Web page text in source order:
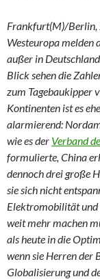
Frankfurt(M)/Berlin,
Westeuropa melden
außer in
Blick sehen die
zum Tagebaukipper
Kontinenten ist es
alarmierend:
wie es der Verband
formulierte, China
dennoch drei große
sie sich nicht
Elektromobilität und
weit mehr machen
als heute in die
wenn sie Herren der
Globalisierung und